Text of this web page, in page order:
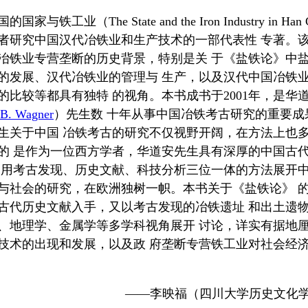
的国家与铁工业（The State and the Iron Industry in Han
研究中国汉代冶铁业和生产技术的一部代表性 专著。
铁业专营垄断的历史背景，特别是关 于《盐铁论》中
发展、汉代冶铁业的管理与 生产，以及汉代中国冶铁
比较等都具有独特 的视角。本书成书于2001年，是华
Wagner）先生数 十年从事中国冶铁考古研究的重要
关于中国 冶铁考古的研究不仅视野开阔，在方法上也
是作为一位西方学者，华道安先生具有深厚的中国古
考古发现、历史文献、科技分析三位一体的方法展开
社会的研究，在欧洲独树一帜。本书关于《盐铁论》
代历史文献入手，又以考古发现的冶铁遗址 和出土遗
地理学、金属学等多学科视角展开 讨论，详实有据地
术的出现和发展，以及政 府垄断专营铁工业对社会经
——李映福（四川大学历史文化